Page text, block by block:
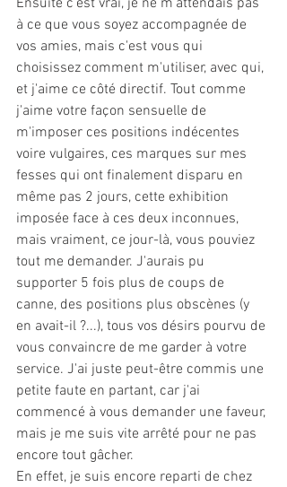
Ensuite c'est vrai, je ne m'attendais pas
à ce que vous soyez accompagnée de
vos amies, mais c'est vous qui
choisissez comment m'utiliser, avec qui,
et j'aime ce côté directif. Tout comme
j'aime votre façon sensuelle de
m'imposer ces positions indécentes
voire vulgaires, ces marques sur mes
fesses qui ont finalement disparu en
même pas 2 jours, cette exhibition
imposée face à ces deux inconnues,
mais vraiment, ce jour-là, vous pouviez
tout me demander. J'aurais pu
supporter 5 fois plus de coups de
canne, des positions plus obscènes (y
en avait-il ?...), tous vos désirs pourvu de
vous convaincre de me garder à votre
service. J'ai juste peut-être commis une
petite faute en partant, car j'ai
commencé à vous demander une faveur,
mais je me suis vite arrêté pour ne pas
encore tout gâcher.
En effet, je suis encore reparti de chez